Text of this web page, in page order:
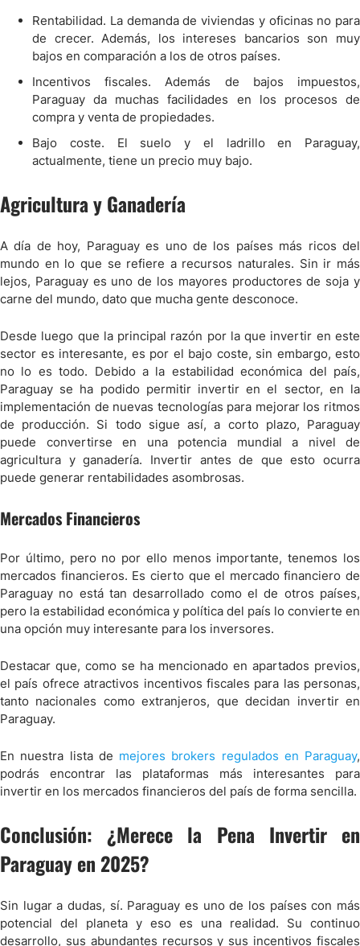
Rentabilidad. La demanda de viviendas y oficinas no para
de crecer. Además, los intereses bancarios son muy
bajos en comparación a los de otros países.
Incentivos fiscales. Además de bajos impuestos,
Paraguay da muchas facilidades en los procesos de
compra y venta de propiedades.
Bajo coste. El suelo y el ladrillo en Paraguay,
actualmente, tiene un precio muy bajo.
Agricultura y Ganadería
A día de hoy, Paraguay es uno de los países más ricos del
mundo en lo que se refiere a recursos naturales. Sin ir más
lejos, Paraguay es uno de los mayores productores de soja y
carne del mundo, dato que mucha gente desconoce.
Desde luego que la principal razón por la que invertir en este
sector es interesante, es por el bajo coste, sin embargo, esto
no lo es todo. Debido a la estabilidad económica del país,
Paraguay se ha podido permitir invertir en el sector, en la
implementación de nuevas tecnologías para mejorar los ritmos
de producción. Si todo sigue así, a corto plazo, Paraguay
puede convertirse en una potencia mundial a nivel de
agricultura y ganadería. Invertir antes de que esto ocurra
puede generar rentabilidades asombrosas.
Mercados Financieros
Por último, pero no por ello menos importante, tenemos los
mercados financieros. Es cierto que el mercado financiero de
Paraguay no está tan desarrollado como el de otros países,
pero la estabilidad económica y política del país lo convierte en
una opción muy interesante para los inversores.
Destacar que, como se ha mencionado en apartados previos,
el país ofrece atractivos incentivos fiscales para las personas,
tanto nacionales como extranjeros, que decidan invertir en
Paraguay.
En nuestra lista de mejores brokers regulados en Paraguay,
podrás encontrar las plataformas más interesantes para
invertir en los mercados financieros del país de forma sencilla.
Conclusión: ¿Merece la Pena Invertir en
Paraguay en 2025?
Sin lugar a dudas, sí. Paraguay es uno de los países con más
potencial del planeta y eso es una realidad. Su continuo
desarrollo, sus abundantes recursos y sus incentivos fiscales